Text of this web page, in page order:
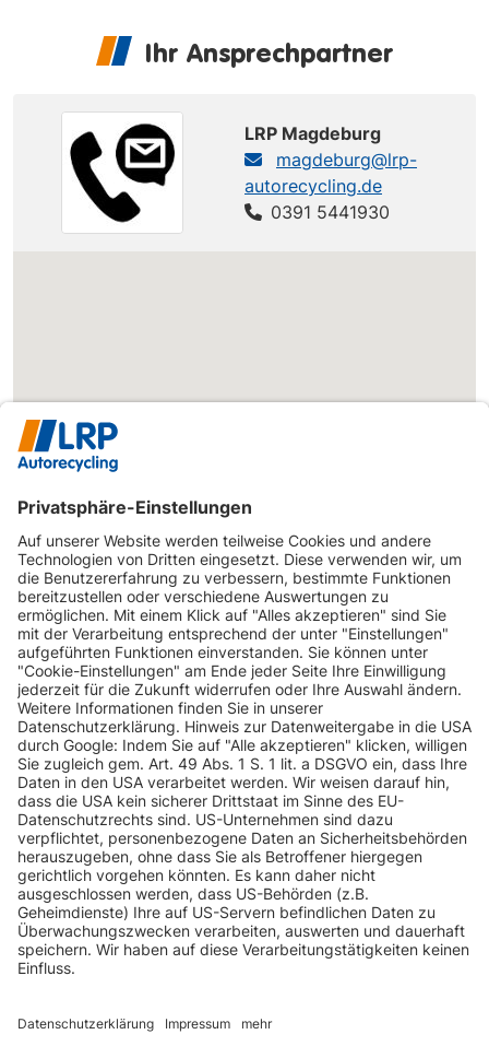
Corolla
Corolla Verso
Ihr Ansprechpartner
LRP Magdeburg
magdeburg@lrp-
autorecycling.de
0391 5441930
INFORMATIONEN
KUNDENSERVICE
INFORMATIONEN
ZAHLUNGSARTEN
KONTAKT
GEPRÜFTE QUALITÄT